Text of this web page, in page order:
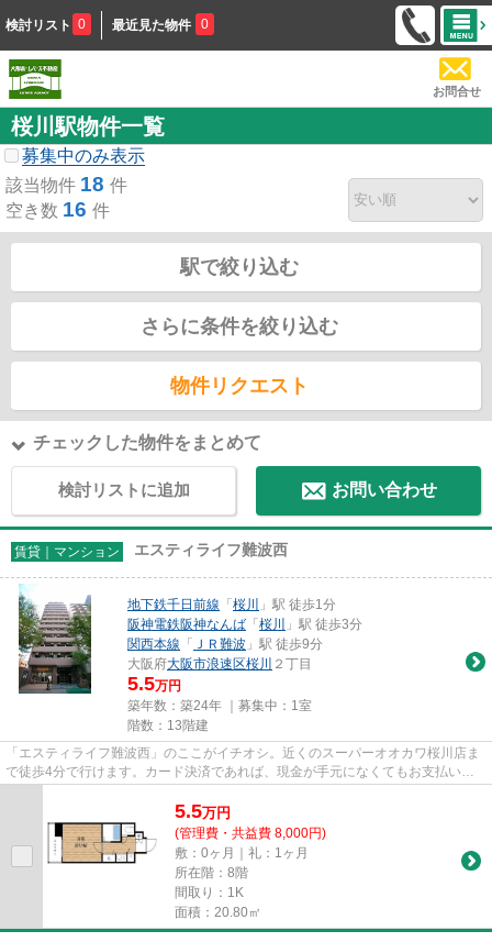
検討リスト 0 最近見た物件 0
お問合せ
桜川駅物件一覧
募集中のみ表示
該当物件 18 件
空き数 16 件
駅で絞り込む
さらに条件を絞り込む
物件リクエスト
チェックした物件をまとめて
検討リストに追加 お問い合わせ
賃貸｜マンション エスティライフ難波西
地下鉄千日前線 「 桜川
」駅 徒歩1分
阪神電鉄阪神なんば 「 桜川
」駅 徒歩3分
関西本線 「 ＪＲ難波 」駅 徒歩9分
大阪府大阪市浪速区桜川 ２丁目
5.5万円
築年数：築24年 ｜募集中： 1室
階数：13階建
「エスティライフ難波西」のここがイチオシ。近くのスーパーオオカワ桜川店ま
で徒歩4分で行けます。カード決済であれば、現金が手元になくてもお支払いで
5.5万円
(管理費・共益費 8,000円)
敷：0ヶ月｜礼：1ヶ月
所在階：8階
間取り：1K
面積：20.80㎡